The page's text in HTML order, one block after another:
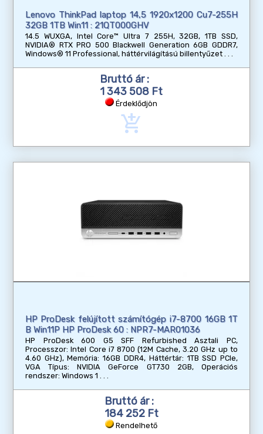
Lenovo ThinkPad laptop 14,5 1920x1200 Cu7-255H
32GB 1TB Win11 : 21QT000GHV
14.5 WUXGA, Intel Core™ Ultra 7 255H, 32GB, 1TB SSD,
NVIDIA® RTX PRO 500 Blackwell Generation 6GB GDDR7,
Windows® 11 Professional, háttérvilágítású billentyűzet
Bruttó ár :
1 343 508 Ft
Érdeklődjön
add_shopping_cart
HP ProDesk felújított számítógép i7-8700 16GB 1T
B Win11P HP ProDesk 60 : NPR7-MAR01036
HP ProDesk 600 G5 SFF Refurbished Asztali PC,
Processzor: Intel Core i7 8700 (12M Cache, 3.20 GHz up to
4.60 GHz), Memória: 16GB DDR4, Háttértár: 1TB SSD PCIe,
VGA Típus: NVIDIA GeForce GT730 2GB, Operációs
rendszer: Windows 1
Bruttó ár :
184 252 Ft
Rendelhető